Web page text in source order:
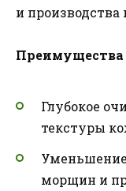
и производства
Преимущества
Глубокое
текстуры
морщин и